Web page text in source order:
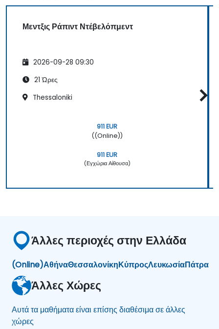
Μεντξις Ράπιντ Ντέβελόπμεντ
2026-09-28 09:30
21 Ώρες
Thessaloniki
911 EUR
((Online))
911 EUR
(Εγχώρια Αίθουσα)
Άλλες περιοχές στην Ελλάδα
(Online)ΑθήναΘεσσαλονίκηΚύπροςΛευκωσίαΠάτρα
Άλλες Χώρες
Αυτά τα μαθήματα είναι επίσης διαθέσιμα σε άλλες
χώρες